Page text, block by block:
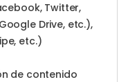
Twitter,
Drive, etc.),
etc.)
de contenido